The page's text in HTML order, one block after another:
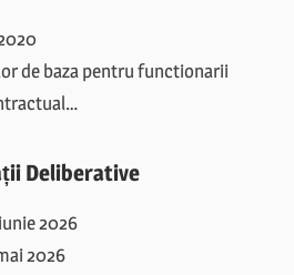
de baza pentru functionarii
Deliberative
2026
2026